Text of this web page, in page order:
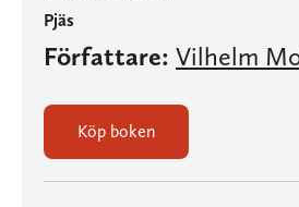
Pjäs
Författare: Vilhelm
Köp boken